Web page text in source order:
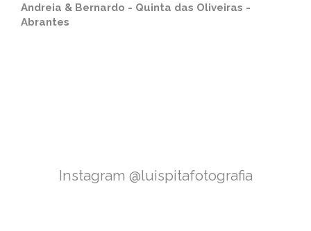
Andreia & Bernardo - Quinta das Oliveiras -
Abrantes
Instagram @luispitafotografia